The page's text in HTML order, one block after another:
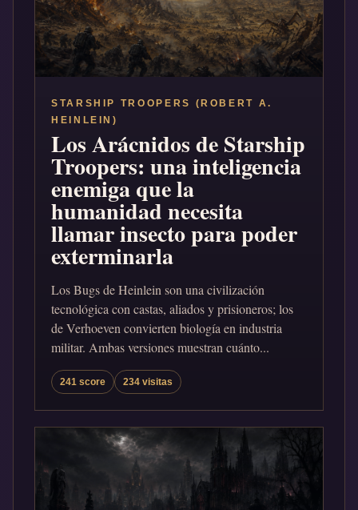
STARSHIP TROOPERS (ROBERT A.
HEINLEIN)
Los Arácnidos de Starship
Troopers: una inteligencia
enemiga que la
humanidad necesita
llamar insecto para poder
exterminarla
Los Bugs de Heinlein son una civilización
tecnológica con castas, aliados y prisioneros; los
de Verhoeven convierten biología en industria
militar. Ambas versiones muestran cuánto...
241 score 234 visitas